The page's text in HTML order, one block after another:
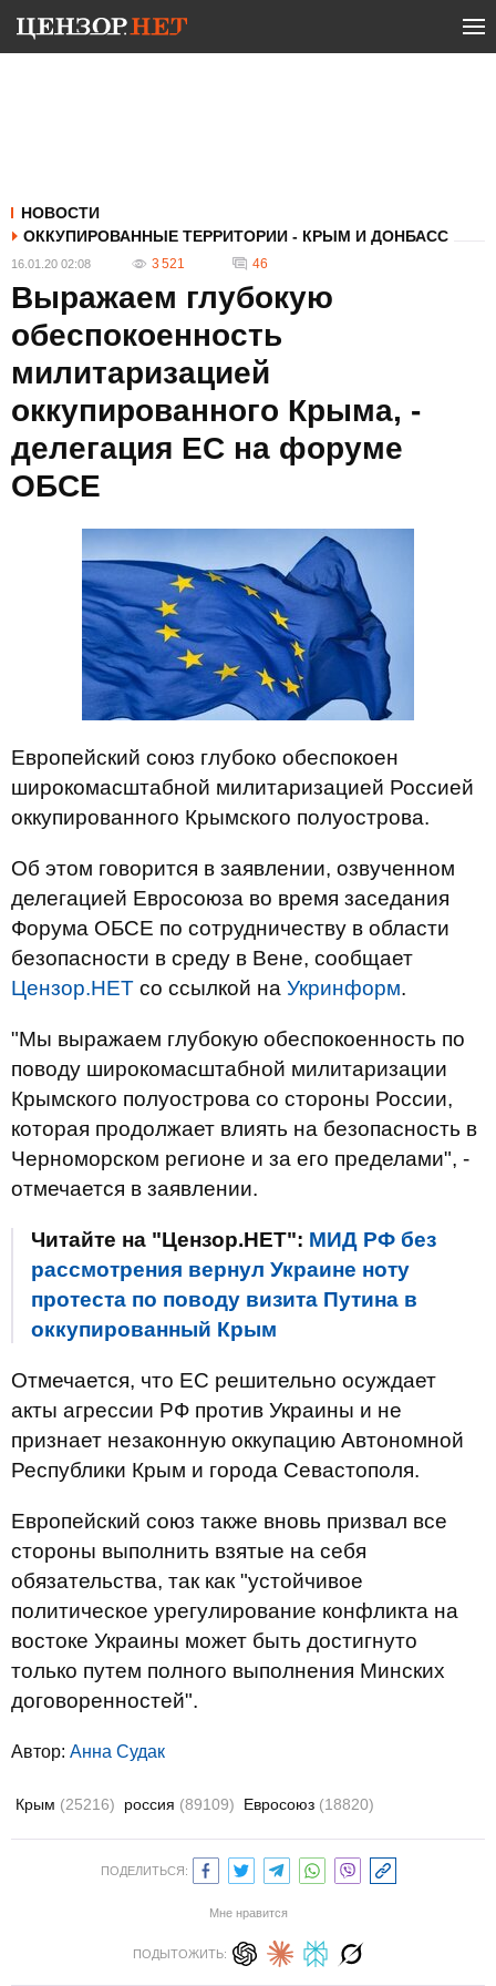
НОВОСТИ
ОККУПИРОВАННЫЕ ТЕРРИТОРИИ - КРЫМ И ДОНБАСС
16.01.20 02:08 3 521 46
Выражаем глубокую
обеспокоенность
милитаризацией
оккупированного Крыма, -
делегация ЕС на форуме
ОБСЕ
Европейский союз глубоко обеспокоен
широкомасштабной милитаризацией Россией
оккупированного Крымского полуострова.
Об этом говорится в заявлении, озвученном
делегацией Евросоюза во время заседания
Форума ОБСЕ по сотрудничеству в области
безопасности в среду в Вене, сообщает
Цензор.НЕТ со ссылкой на Укринформ.
"Мы выражаем глубокую обеспокоенность по
поводу широкомасштабной милитаризации
Крымского полуострова со стороны России,
которая продолжает влиять на безопасность в
Черноморском регионе и за его пределами", -
отмечается в заявлении.
Читайте на "Цензор.НЕТ": МИД РФ без
рассмотрения вернул Украине ноту
протеста по поводу визита Путина в
оккупированный Крым
Отмечается, что ЕС решительно осуждает
акты агрессии РФ против Украины и не
признает незаконную оккупацию Автономной
Республики Крым и города Севастополя.
Европейский союз также вновь призвал все
стороны выполнить взятые на себя
обязательства, так как "устойчивое
политическое урегулирование конфликта на
востоке Украины может быть достигнуто
только путем полного выполнения Минских
договоренностей".
Автор: Анна Судак
Крым (25216) россия (89109) Евросоюз (18820)
ПОДЕЛИТЬСЯ:
Мне нравится
ПОДЫТОЖИТЬ: